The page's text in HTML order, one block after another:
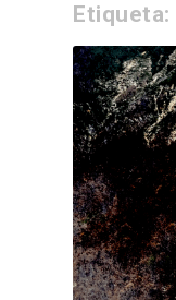
Etiqueta: